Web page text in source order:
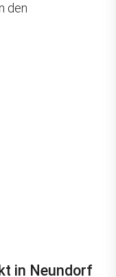
den
in Neundorf